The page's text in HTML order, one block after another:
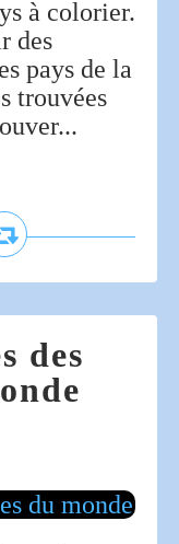
à colorier.
des
pays de la
trouvées
des